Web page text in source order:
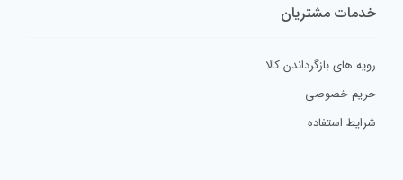
خدمات مشتریان
رویه های بازگرداندن کالا
حریم خصوصی
شرایط استفاده